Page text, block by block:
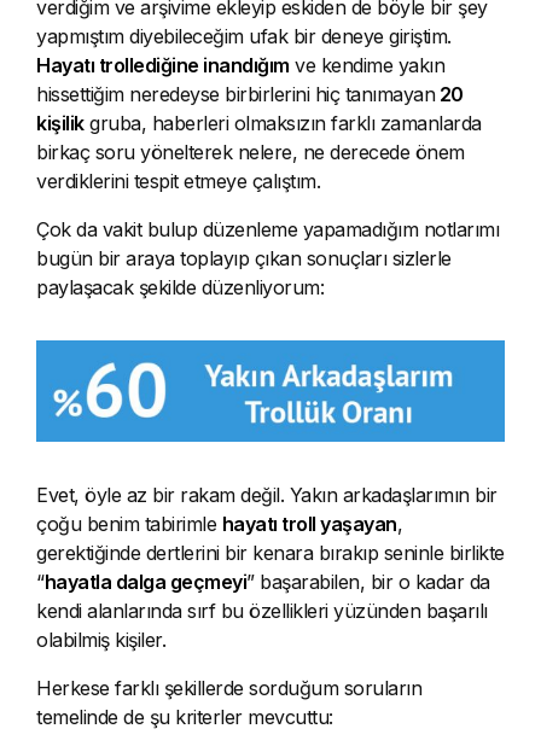
verdiğim ve arşivime ekleyip eskiden de böyle bir şey
yapmıştım diyebileceğim ufak bir deneye giriştim.
Hayatı trollediğine inandığım ve kendime yakın
hissettiğim neredeyse birbirlerini hiç tanımayan20
kişilikgruba, haberleri olmaksızın farklı zamanlarda
birkaç soru yönelterek nelere, ne derecede önem
verdiklerini tespit etmeye çalıştım.
Çok da vakit bulup düzenleme yapamadığım notlarımı
bugün bir araya toplayıp çıkan sonuçları sizlerle
paylaşacak şekilde düzenliyorum:
Evet, öyle az bir rakam değil. Yakın arkadaşlarımın bir
çoğu benim tabirimle hayatı troll yaşayan,
gerektiğinde dertlerini bir kenara bırakıp seninle birlikte
“hayatla dalga geçmeyi” başarabilen, bir o kadar da
kendi alanlarında sırf bu özellikleri yüzünden başarılı
olabilmiş kişiler.
Herkese farklı şekillerde sorduğum soruların
temelinde de şu kriterler mevcuttu: